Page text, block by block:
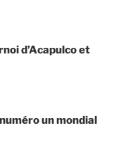
d’Acapulco et
un mondial